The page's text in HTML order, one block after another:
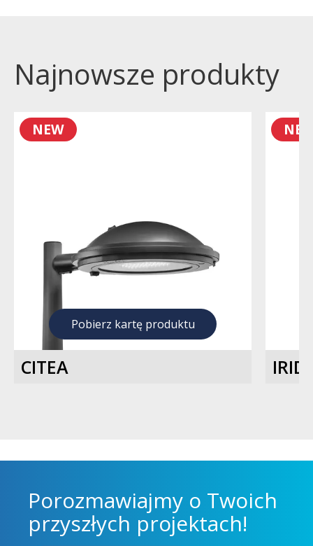
Najnowsze produkty
NEW
Pobierz kartę produktu
CITEA
Porozmawiajmy o Twoich
przyszłych projektach!